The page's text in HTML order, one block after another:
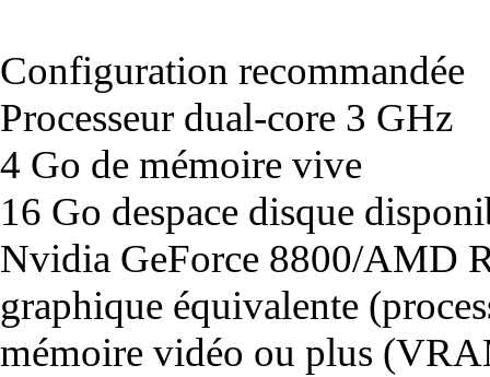
Configuration recommandée
Processeur dual-core 3 GHz
4 Go de mémoire vive
16 Go despace disque
Nvidia GeForce 8800/AMD
graphique équivalente
mémoire vidéo ou plus